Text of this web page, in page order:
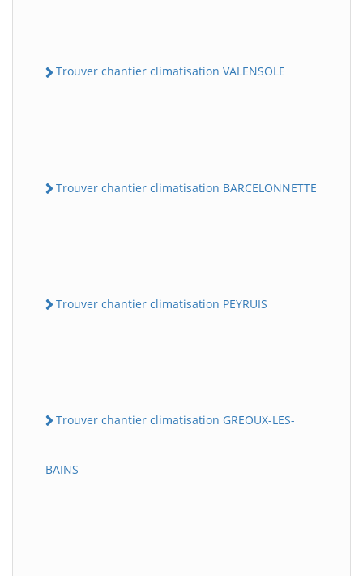
Trouver chantier climatisation VALENSOLE
Trouver chantier climatisation BARCELONNETTE
Trouver chantier climatisation PEYRUIS
Trouver chantier climatisation GREOUX-LES-
BAINS